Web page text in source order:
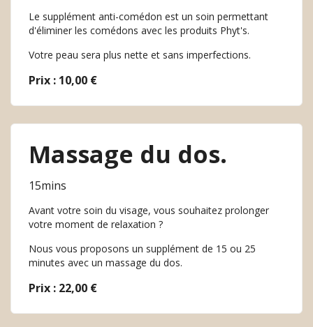
Le supplément anti-comédon est un soin permettant
d'éliminer les comédons avec les produits Phyt's.
Votre peau sera plus nette et sans imperfections.
Prix : 10,00 €
Massage du dos.
15mins
Avant votre soin du visage, vous souhaitez prolonger
votre moment de relaxation ?
Nous vous proposons un supplément de 15 ou 25
minutes avec un massage du dos.
Prix : 22,00 €